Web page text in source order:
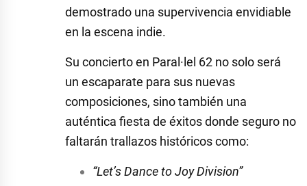
demostrado una supervivencia envidiable
en la escena indie.
Su concierto en Paral·lel 62 no solo será
un escaparate para sus nuevas
composiciones, sino también una
auténtica fiesta de éxitos donde seguro no
faltarán trallazos históricos como:
“Let’s Dance to Joy Division”